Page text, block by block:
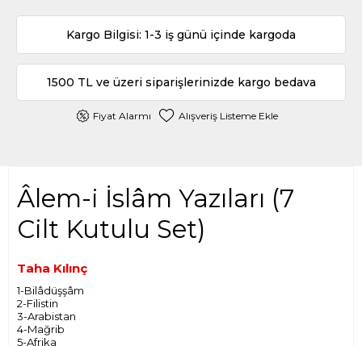
Kargo Bilgisi: 1-3 iş günü içinde kargoda
1500 TL ve üzeri siparişlerinizde kargo bedava
Fiyat Alarmı Alışveriş Listeme Ekle
Âlem-i İslâm Yazıları (7
Cilt Kutulu Set)
Taha Kılınç
1-Bilâdüşşâm
2-Filistin
3-Arabistan
4-Mağrib
5-Afrika